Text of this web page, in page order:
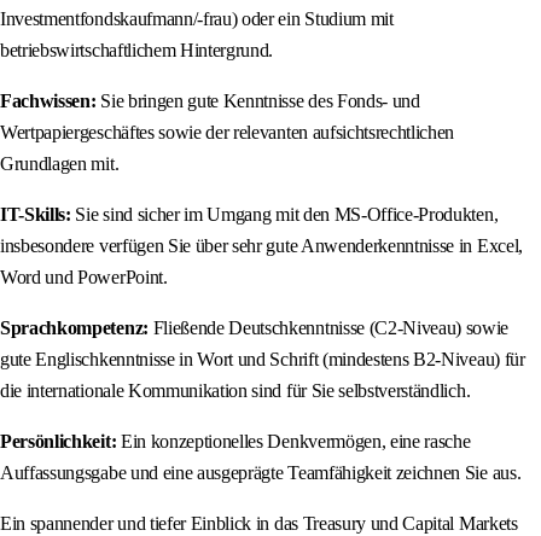
Investmentfondskaufmann/-frau) oder ein Studium mit
betriebswirtschaftlichem Hintergrund.
Fachwissen: Sie bringen gute Kenntnisse des Fonds- und
Wertpapiergeschäftes sowie der relevanten aufsichtsrechtlichen
Grundlagen mit.
IT-Skills: Sie sind sicher im Umgang mit den MS-Office-Produkten,
insbesondere verfügen Sie über sehr gute Anwenderkenntnisse in Excel,
Word und PowerPoint.
Sprachkompetenz: Fließende Deutschkenntnisse (C2-Niveau) sowie
gute Englischkenntnisse in Wort und Schrift (mindestens B2-Niveau) für
die internationale Kommunikation sind für Sie selbstverständlich.
Persönlichkeit: Ein konzeptionelles Denkvermögen, eine rasche
Auffassungsgabe und eine ausgeprägte Teamfähigkeit zeichnen Sie aus.
Ein spannender und tiefer Einblick in das Treasury und Capital Markets